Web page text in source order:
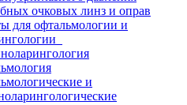
очковых линз и оправ
для офтальмологии и
и